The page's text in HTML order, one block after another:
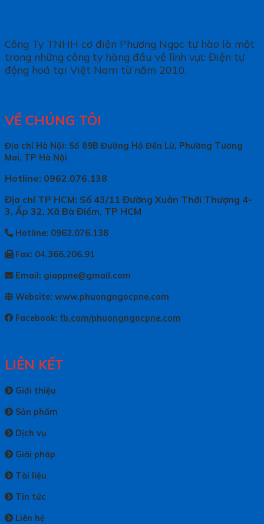
Công Ty TNHH cơ điện Phương Ngọc tự hào là một
trong những công ty hàng đầu về lĩnh vực Điện tự
động hoá tại Việt Nam từ năm 2010.
VỀ CHÚNG TÔI
Địa chỉ Hà Nội: Số 89B Đường Hồ Đền Lừ, Phường Tương
Mai, TP Hà Nội
Hotline: 0962.076.138
Địa chỉ TP HCM: Số 43/11 Đường Xuân Thới Thượng 4-
3, Ấp 32, Xã Bà Điểm, TP HCM
Hotline: 0962.076.138
Fax: 04.366.206.91
Email: giappne@gmail.com
Website: www.phuongngocpne.com
Facebook:fb.com/phuongngocpne.com
LIÊN KẾT
Giới thiệu
Sản phẩm
Dịch vụ
Giải pháp
Tài liệu
Tin tức
Liên hệ